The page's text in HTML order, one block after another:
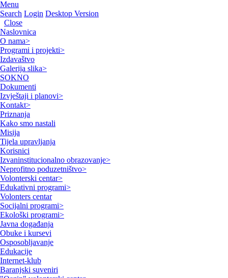
Menu
Search Login Desktop Version
Close
Naslovnica
O nama>
Programi i projekti>
Izdavaštvo
Galerija slika>
SOKNO
Dokumenti
Izvještaji i planovi>
Kontakt>
Priznanja
Kako smo nastali
Misija
Tijela upravljanja
Korisnici
Izvaninstitucionalno obrazovanje>
Neprofitno poduzetništvo>
Volonterski centar>
Edukativni programi>
Volonters centar
Socijalni programi>
Ekološki programi>
Javna događanja
Obuke i kursevi
Osposobljavanje
Edukacije
Internet-klub
Baranjski suveniri